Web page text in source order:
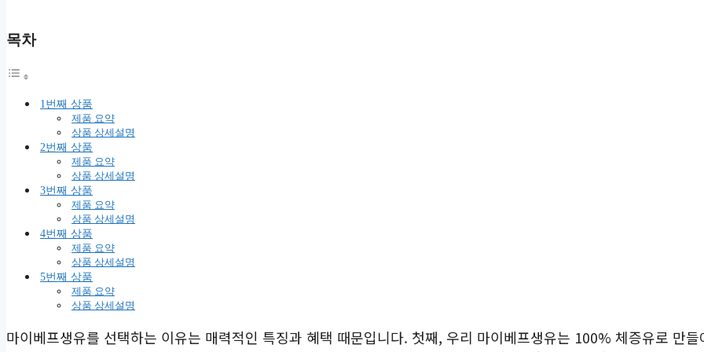
목차
1번째 상품
제품 요약
상품 상세설명
2번째 상품
제품 요약
상품 상세설명
3번째 상품
제품 요약
상품 상세설명
4번째 상품
제품 요약
상품 상세설명
5번째 상품
제품 요약
상품 상세설명
마이베프생유를 선택하는 이유는 매력적인 특징과 혜택 때문입니다. 첫째, 우리 마이베프생유는 100% 체증유로 만들